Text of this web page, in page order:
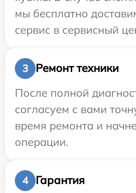
мы бесплатно
сервис в сервисный
3
Ремонт техники
После полной
согласуем с вами
время ремонта и
операции.
4
Гарантия